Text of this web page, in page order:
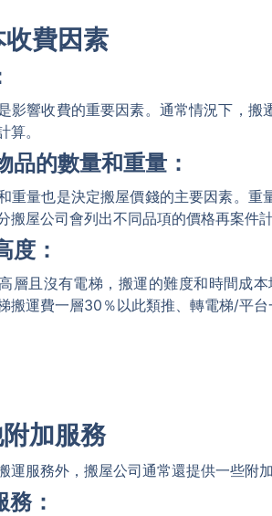
費因素
影響收費的重要因素。通常情況下，
算。
品的數量和重量：
重量也是決定搬屋價錢的主要因素。
搬屋公司會列出不同品項的價格再案件
度：
層且沒有電梯，搬運的難度和時間成
搬運費一層30％以此類推、轉電梯/平台
加服務
運服務外，搬屋公司通常還提供一些附
務：